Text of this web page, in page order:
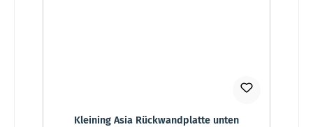
Kleining Asia Rückwandplatte unten